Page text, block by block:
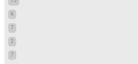
6
7
2
7